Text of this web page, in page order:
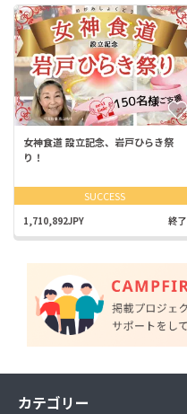
女神食道 設立記念、岩戸ひらき祭
り！
SUCCESS
1,710,892JPY 終了
カテゴリー